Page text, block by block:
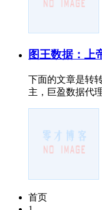
图王数据：上
下面的文章是转
主，巨盈数据代
首页